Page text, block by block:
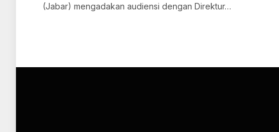
(Jabar) mengadakan audiensi dengan Direktur…